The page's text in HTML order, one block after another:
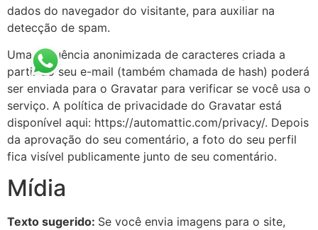
dados do navegador do visitante, para auxiliar na
detecção de spam.
Uma sequência anonimizada de caracteres criada a
partir do seu e-mail (também chamada de hash) poderá
ser enviada para o Gravatar para verificar se você usa o
serviço. A política de privacidade do Gravatar está
disponível aqui: https://automattic.com/privacy/. Depois
da aprovação do seu comentário, a foto do seu perfil
fica visível publicamente junto de seu comentário.
Mídia
Texto sugerido: Se você envia imagens para o site,